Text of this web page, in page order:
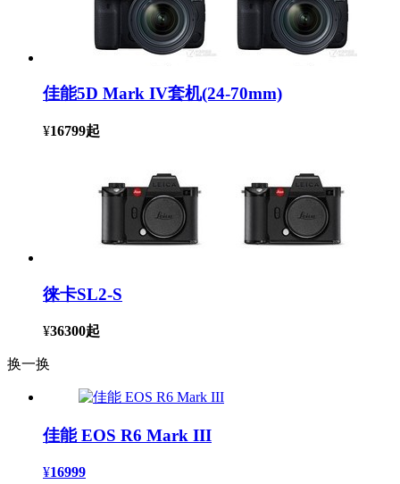
佳能5D Mark IV套机(24-70mm)
¥16799起
徕卡SL2-S
¥36300起
换一换
佳能 EOS R6 Mark III
¥16999